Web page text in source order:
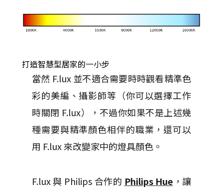
打造智慧型居家的一小步
當然 F.lux 並不適合需要時時觀看精準色
彩的美編、攝影師等（你可以選擇工作
時關閉 F.lux），不過你如果不是上述幾
種需要與精準顏色相伴的職業，還可以
用 F.lux 來改變家中的燈具顏色。
F.lux 與 Philips 合作的 Philips Hue ，讓